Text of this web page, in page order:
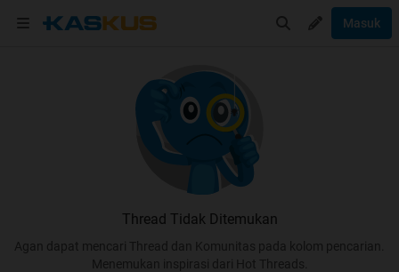
Masuk
Thread Tidak Ditemukan
Agan dapat mencari Thread dan Komunitas pada kolom pencarian.
Menemukan inspirasi dari Hot Threads.